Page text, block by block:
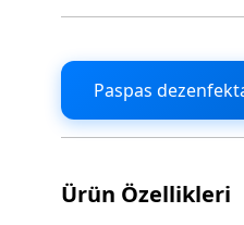
Paspas
Ürün Özellikleri